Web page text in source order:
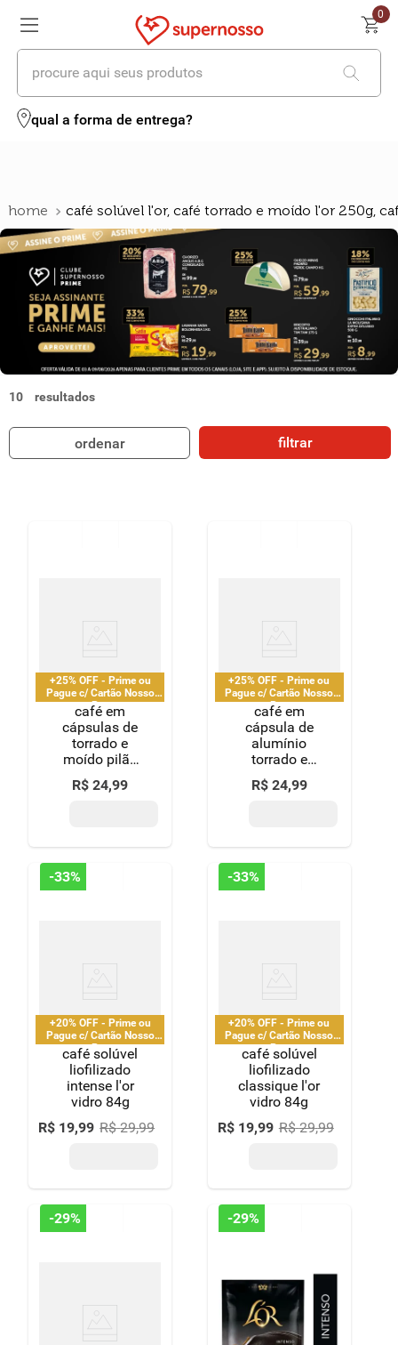
0
procure aqui seus produtos
qual a forma de entrega?
café solúvel l'or, café torrado e moído l'or 250g,
10
ordenar filtrar
+25% OFF - Prime ou
Pague c/ Cartão Nosso
Pay
café em
cápsulas de
torrado e
moído pilão
tradicional 07 -
52g com 10
R$ 24,99
+25% OFF - Prime ou
Pague c/ Cartão Nosso
Pay
café em
cápsula de
alumínio
torrado e
moído
espresso
R$ 24,99
-33%
+20% OFF - Prime ou
Pague c/ Cartão Nosso
Pay
café solúvel
liofilizado
intense l'or
vidro 84g
R$ 19,99 R$ 29,99
-33%
+20% OFF - Prime ou
Pague c/ Cartão Nosso
Pay
café solúvel
liofilizado
classique l'or
vidro 84g
R$ 19,99 R$ 29,99
-29% -29%
termos mais buscados
3º cafe
5º queijo
6º biscoito
7º vinhos
macarrão